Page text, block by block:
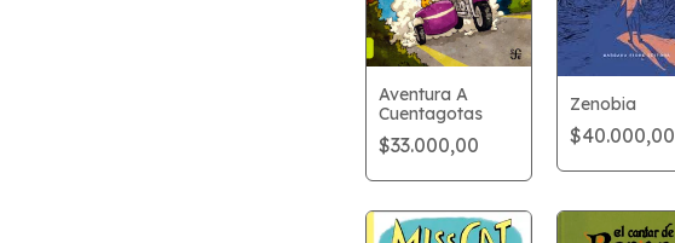
Aventura A
Cuentagotas
$33.000,00
Zenobia
$40.000,00